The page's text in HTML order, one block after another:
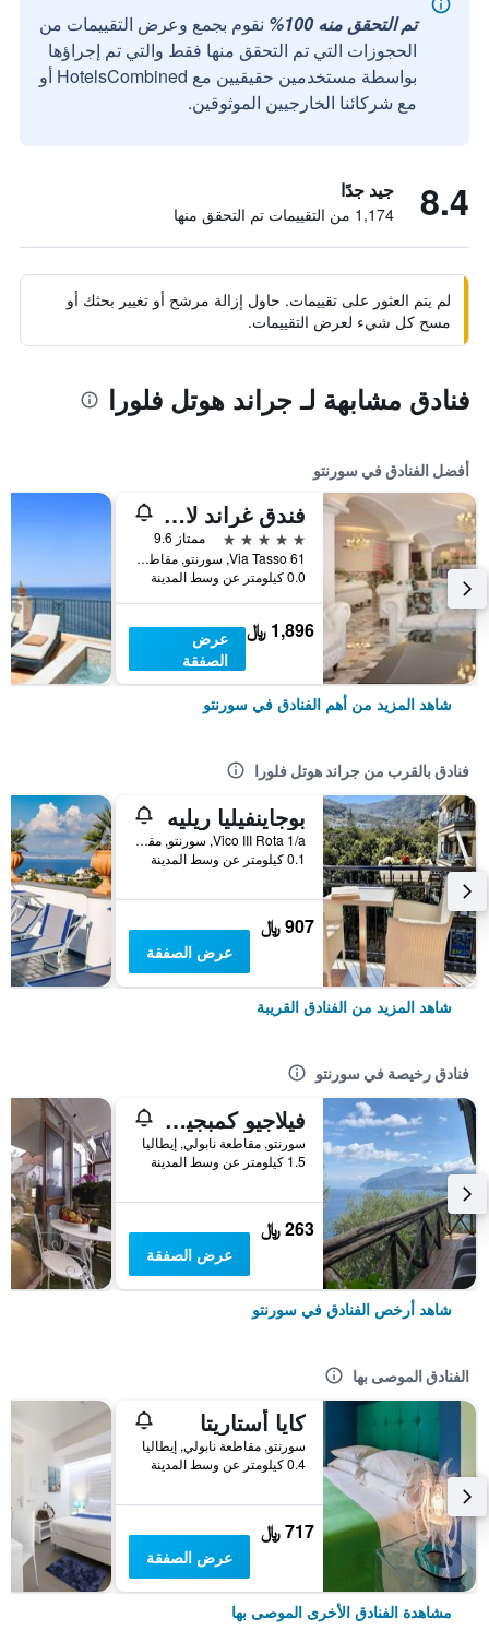
تم التحقق منه 100%
نقوم بجمع وعرض التقييمات من
الحجوزات التي تم التحقق منها فقط والتي تم إجراؤها
بواسطة مستخدمين حقيقيين مع HotelsCombined أو
مع شركائنا الخارجيين الموثوقين.
8.4 جيد جدًا
1,174 من التقييمات تم التحقق منها
لم يتم العثور على تقييمات. حاول إزالة مرشح أو تغيير بحثك أو
مسح كل شيء لعرض التقييمات.
فنادق مشابهة لـ جراند هوتل فلورا
أفضل الفنادق في سورنتو
فندق غراند لا فافوريتا
5 نجوم
ممتاز 9.6
Via Tasso 61, سورنتو, مقاطعة نابولي, إيطاليا
0.0 كيلومتر عن وسط المدينة
1,896 ﷼
عرض
الصفقة
شاهد المزيد من أهم الفنادق في سورنتو
فنادق بالقرب من جراند هوتل فلورا
بوجاينفيليا ريليه
Vico III Rota 1/a, سورنتو, مقاطعة نابولي, إيطاليا
0.1 كيلومتر عن وسط المدينة
907 ﷼
عرض الصفقة
شاهد المزيد من الفنادق القريبة
فنادق رخيصة في سورنتو
فيلاجيو كمبجيو سانتا فورتوناتا كامبوجايو
سورنتو, مقاطعة نابولي, إيطاليا
1.5 كيلومتر عن وسط المدينة
263 ﷼
عرض الصفقة
شاهد أرخص الفنادق في سورنتو
الفنادق الموصى بها
كايا أستاريتا
سورنتو, مقاطعة نابولي, إيطاليا
0.4 كيلومتر عن وسط المدينة
717 ﷼
عرض الصفقة
مشاهدة الفنادق الأخرى الموصى بها